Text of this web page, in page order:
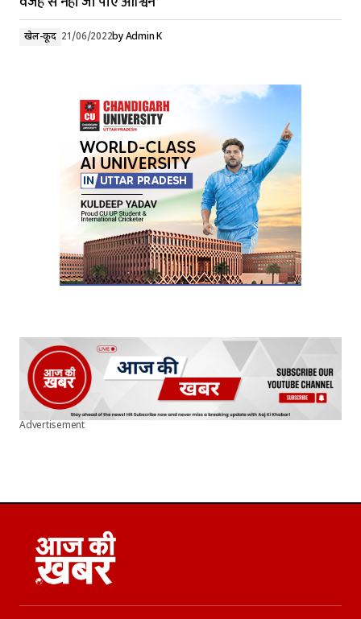
खेल-कूद 21/06/2022byAdmin K
Advertisement